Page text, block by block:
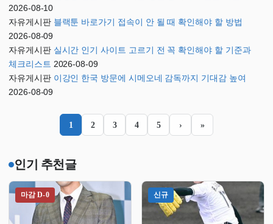
2026-08-10
자유게시판 블랙툰 바로가기 접속이 안 될 때 확인해야 할 방법
2026-08-09
자유게시판 실시간 인기 사이트 고르기 전 꼭 확인해야 할 기준과
체크리스트 2026-08-09
자유게시판 이강인 한국 방문에 시메오네 감독까지 기대감 높여
2026-08-09
1 2 3 4 5 › »
인기 추천글
마감 D-0 신규